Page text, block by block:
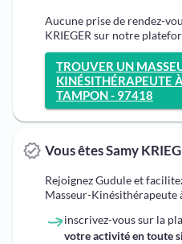
Aucune prise de rendez-
KRIEGER sur notre
TROUVER UN
KINÉSITHÉRAPEUTE
TAMPON - 97418
Vous êtes Samy
Rejoignez Gudule et
Masseur-Kinésithérapeute
inscrivez-vous sur la
votre activité en toute